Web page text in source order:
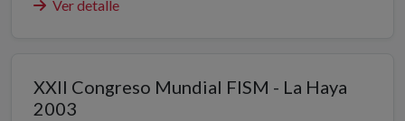
Ver detalle
XXII Congreso Mundial FISM - La Haya
2003